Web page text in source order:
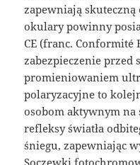
zapewniają
okulary powinny
CE (franc. Conformité
zabezpieczenie przed
promieniowaniem
polaryzacyjne to
osobom aktywnym
refleksy światła
śniegu, zapewniając
Soczewki